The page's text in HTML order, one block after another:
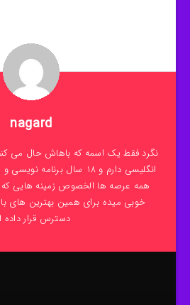
nagard
نگرد فقط یک اسمه که باهاش حال می
انگلیسی دارم و 18 سال
همه عرصه ها الخصوص زمینه هایی
خوبی میده برای همین بهترین های
دسترس قرار داده